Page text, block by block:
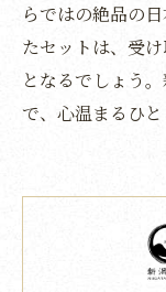
らではの絶品の
たセットは、受
となるでしょう
で、心温まるひと